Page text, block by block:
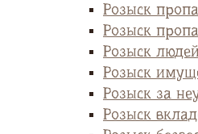
Розыск
Розыск
Розыск
Розыск
Розыск за
Розыск